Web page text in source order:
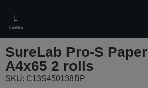
main
content
Nabídka
SureLab Pro-S
A4x65 2 rolls
SKU: C13S450138BP